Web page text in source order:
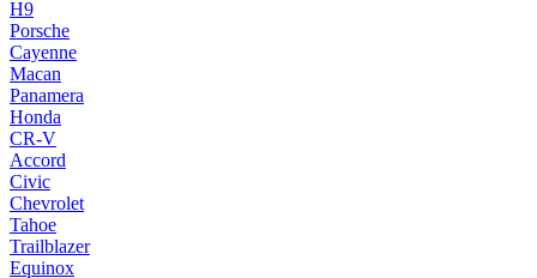
H9
Porsche
Cayenne
Macan
Panamera
Honda
CR-V
Accord
Civic
Chevrolet
Tahoe
Trailblazer
Equinox